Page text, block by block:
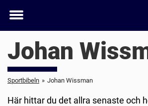
Toggle
Johan
Sportbibeln » Johan Wissman
Här hittar du det allra senaste och